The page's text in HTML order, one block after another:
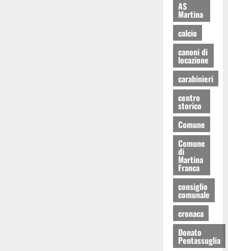
AS
Martina
calcio
canoni di
locazione
carabinieri
centro
storico
Comune
Comune
di
Martina
Franca
consiglio
comunale
cronaca
Donato
Pentassuglia